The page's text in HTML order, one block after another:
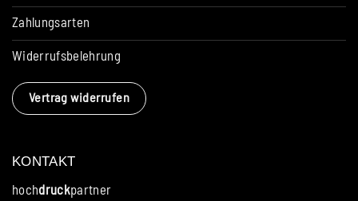
KONTAKT
hochdruckpartner
Zahlungsarten
Widerrufsbelehrung
Vertrag widerrufen